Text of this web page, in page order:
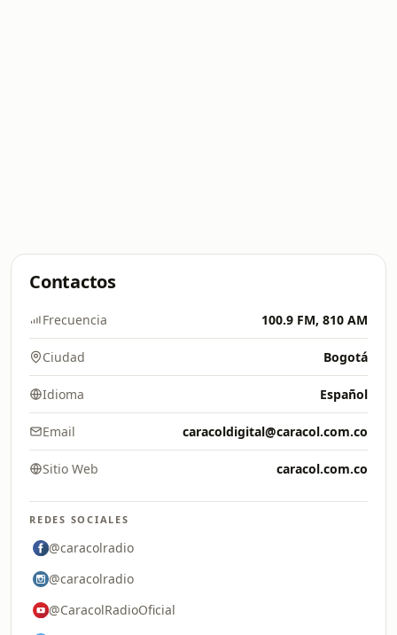
Contactos
Frecuencia 100.9 FM, 810 AM
Ciudad Bogotá
Idioma Español
Email caracoldigital@caracol.com.co
Sitio Web caracol.com.co
REDES SOCIALES
@caracolradio
@caracolradio
@CaracolRadioOficial